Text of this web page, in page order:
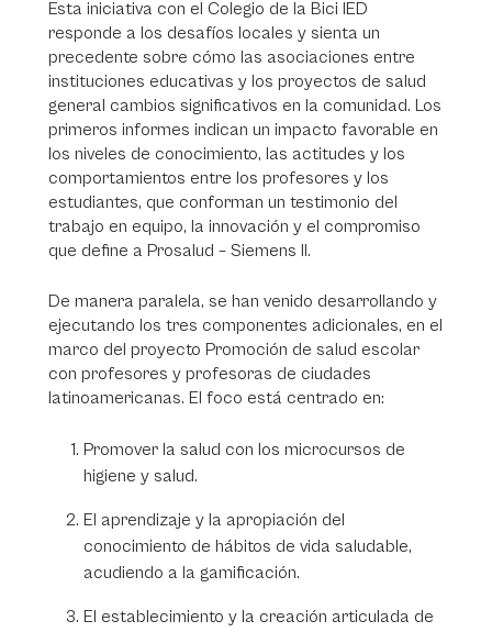
Esta iniciativa con el Colegio de la Bici IED
responde a los desafíos locales y sienta un
precedente sobre cómo las asociaciones entre
instituciones educativas y los proyectos de salud
general cambios significativos en la comunidad. Los
primeros informes indican un impacto favorable en
los niveles de conocimiento, las actitudes y los
comportamientos entre los profesores y los
estudiantes, que conforman un testimonio del
trabajo en equipo, la innovación y el compromiso
que define a Prosalud – Siemens II.
De manera paralela, se han venido desarrollando y
ejecutando los tres componentes adicionales, en el
marco del proyecto Promoción de salud escolar
con profesores y profesoras de ciudades
latinoamericanas. El foco está centrado en:
Promover la salud con los microcursos de
higiene y salud.
El aprendizaje y la apropiación del
conocimiento de hábitos de vida saludable,
acudiendo a la gamificación.
El establecimiento y la creación articulada de